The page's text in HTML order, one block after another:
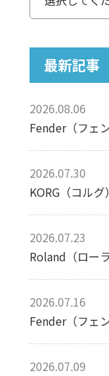
最新記事
2026.08.06
2026.07.30
2026.07.23
2026.07.16
2026.07.09